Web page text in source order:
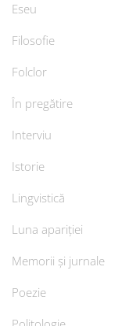
Eseu
Filosofie
Folclor
În pregătire
Interviu
Istorie
Lingvistică
Luna apariției
Memorii și jurnale
Poezie